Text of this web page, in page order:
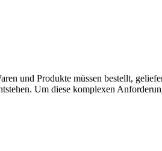
und Produkte müssen bestellt,
Um diese komplexen